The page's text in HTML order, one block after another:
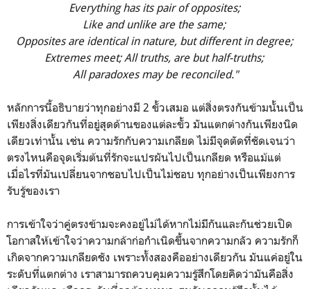
Everything has its pair of opposites;
Like and unlike are the same;
Opposites are identical in nature, but different in degree;
Extremes meet; All truths, are but half-truths;
All paradoxes may be reconciled."
หลักการนี้อธิบายว่าทุกอย่างมี 2 ขั้วเสมอ แต่สิ่งตรงกันข้ามนั้นเป็น
เพียงสิ่งเดียวกันที่อยู่สุดด้านของแต่ละขั้ว มันแตกต่างกันเพียงนิด
เดียวเท่านั้น เช่น ความรักกับความเกลียด ไม่มีจุดตัดที่ชัดเจนว่า
ตรงไหนคือจุดเริ่มต้นที่รักจะแปรผันไปเป็นเกลียด หรือแม้แต่
เมื่อไรที่มันเปลี่ยนจากชอบไปเป็นไม่ชอบ ทุกอย่างเป็นเพียงการ
รับรู้ของเรา
การเข้าใจว่าคู่ตรงข้ามจะคงอยู่ไม่ได้หากไม่มีกันและกันช่วยเปิด
โอกาสให้เข้าใจว่าความกล้าก่อกำเนิดขึ้นจากความกลัว ความรักก็
เกิดจากความเกลียดชัง เพราะทั้งสองคืออย่างเดียวกัน มันแค่อยู่ใน
ระดับที่แตกต่าง เราสามารถควบคุมความรู้สึกโดยคิดว่ามันคือสิ่ง